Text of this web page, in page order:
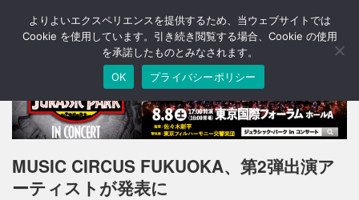
T
o
n
a
v
i
MUSIC CIRCUS FUKUOKA、第2弾出演ア
ーティストが発表に
よりよいエクスペリエンスを提供するため、当ウェブサイトでは
Cookie を使用しています。引き続き閲覧する場合、Cookie の使用
を承諾したものとみなされます。
OK
プライバシーポリシー